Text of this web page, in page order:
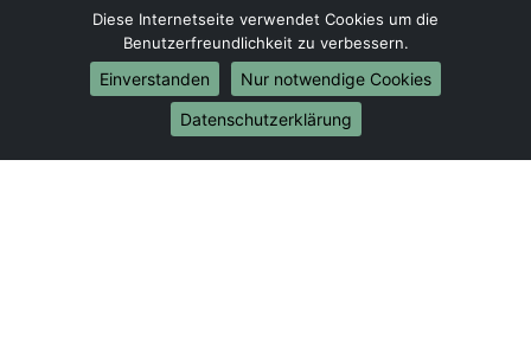
Umzug von Hamm nach Bielefeld
Umzug von Hamm nach Bonn
Umzug von Hamm nach Münster
Internationale-Umzüge
Umzug von Hamm nach Brasilien
Diese Internetseite verwendet Cookies um die
Benutzerfreundlichkeit zu verbessern.
Einverstanden
Nur notwendige Cookies
Datenschutzerklärung